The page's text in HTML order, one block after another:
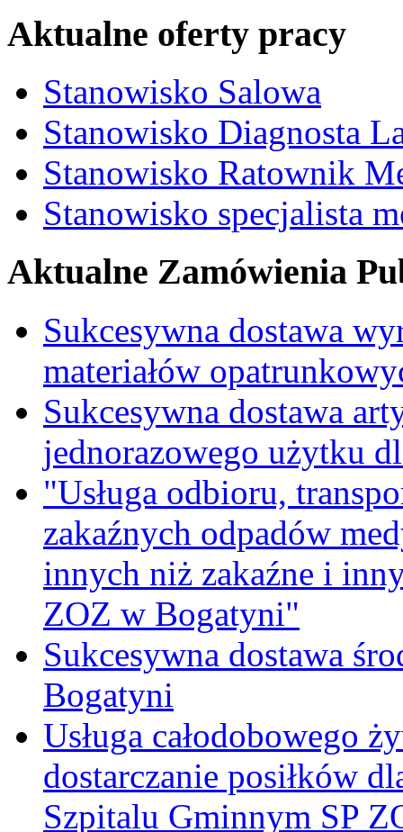
Aktualne oferty pracy
Stanowisko Salowa
Stanowisko Diagnosta
Stanowisko Ratownik
Stanowisko specjalista
Aktualne Zamówienia
Sukcesywna dostawa
materiałów
Sukcesywna dostawa
jednorazowego użytku
"Usługa odbioru,
zakaźnych odpadów
innych niż zakaźne i
ZOZ w Bogatyni"
Sukcesywna dostawa
Bogatyni
Usługa całodobowego
dostarczanie posiłków
Szpitalu Gminnym SP